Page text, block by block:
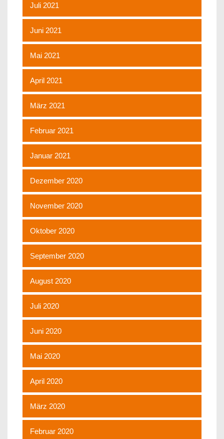
Juli 2021
Juni 2021
Mai 2021
April 2021
März 2021
Februar 2021
Januar 2021
Dezember 2020
November 2020
Oktober 2020
September 2020
August 2020
Juli 2020
Juni 2020
Mai 2020
April 2020
März 2020
Februar 2020